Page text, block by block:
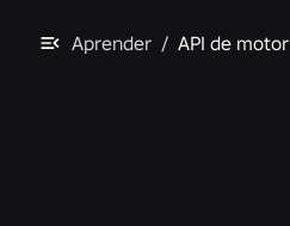
Aprender / API de motor